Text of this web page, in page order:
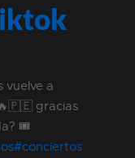
vuelve a
gracias
🎟
#conciertos